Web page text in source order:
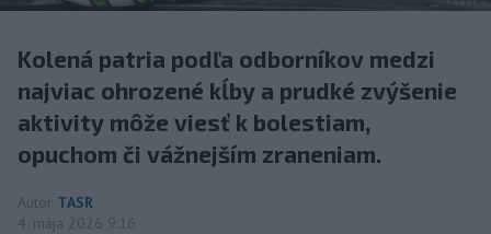
Kolená patria podľa odborníkov medzi
najviac ohrozené kĺby a prudké zvýšenie
aktivity môže viesť k bolestiam,
opuchom či vážnejším zraneniam.
Autor TASR
4. mája 2026 9:16